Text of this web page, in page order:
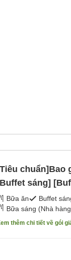
chuẩn]Bao
sáng]
Bữa ăn Buffet
Bữa sáng (Nhà
thêm chi tiết về gói